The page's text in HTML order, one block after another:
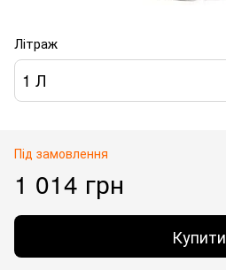
Літраж
1 Л
Під замовлення
1 014 грн
Купити